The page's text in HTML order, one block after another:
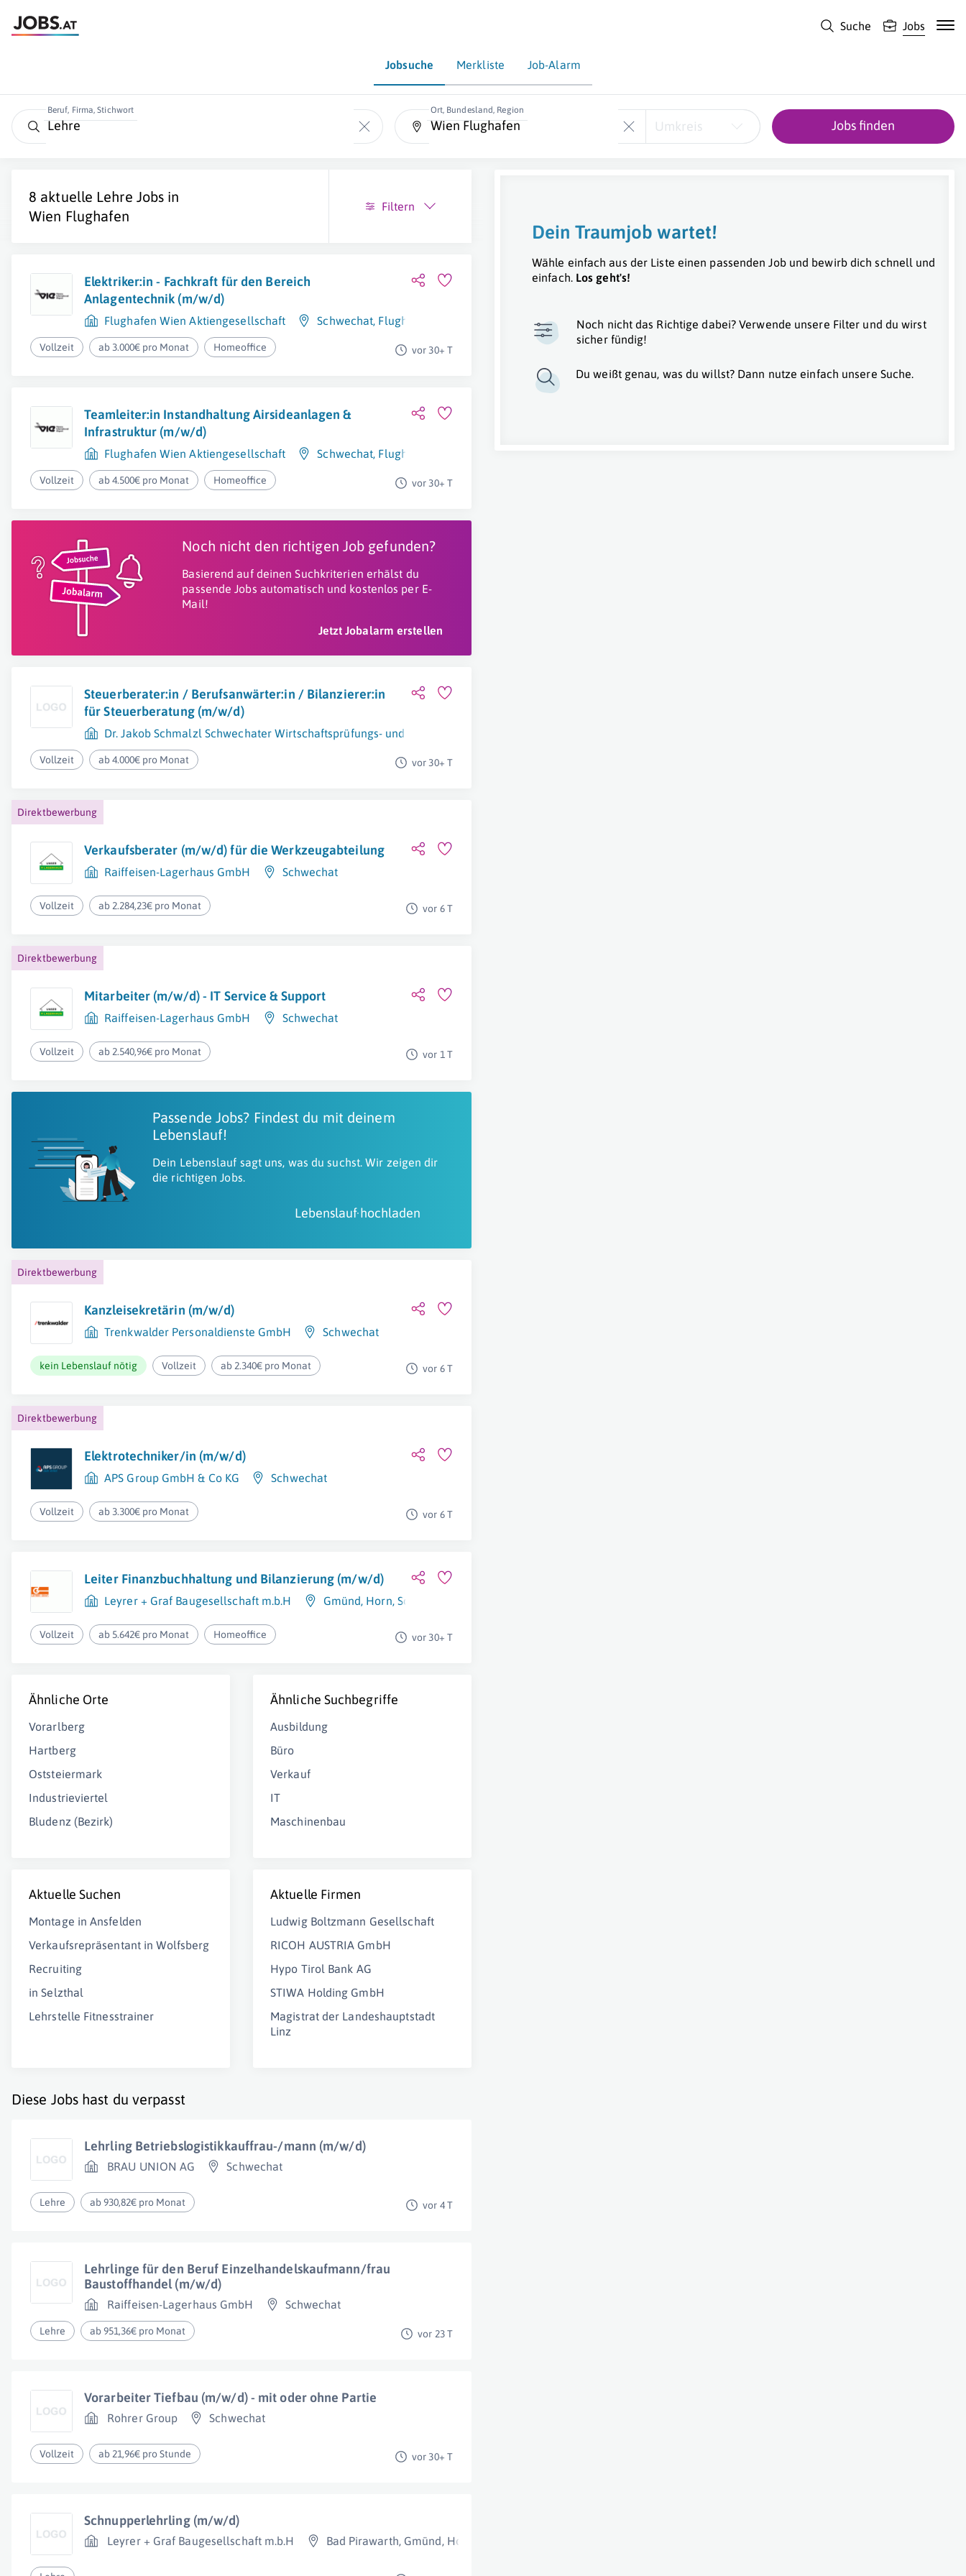
Suche Jobs
Jobsuche Merkliste Job-Alarm
Beruf, Firma, Stichwort Ort, Bundesland, Region
Umkreis Jobs finden
8 aktuelle Lehre Jobs in
Wien Flughafen
Filtern
Elektriker:in - Fachkraft für den Bereich
Anlagentechnik (m/w/d)
Flughafen Wien Aktiengesellschaft Schwechat, Flughafen Wien
Vollzeit ab 3.000€ pro Monat Homeoffice vor 30+ T
Teamleiter:in Instandhaltung Airsideanlagen &
Infrastruktur (m/w/d)
Flughafen Wien Aktiengesellschaft Schwechat, Flughafen Wien
Vollzeit ab 4.500€ pro Monat Homeoffice vor 30+ T
Noch nicht den richtigen Job gefunden?
Basierend auf deinen Suchkriterien erhälst du
passende Jobs automatisch und kostenlos per E-
Mail!
Jetzt Jobalarm erstellen
Steuerberater:in / Berufsanwärter:in / Bilanzierer:in
für Steuerberatung (m/w/d)
Dr. Jakob Schmalzl Schwechater Wirtschaftsprüfungs- und Steuerberatungsges.m.b.H.
Vollzeit ab 4.000€ pro Monat vor 30+ T
Direktbewerbung
Verkaufsberater (m/w/d) für die Werkzeugabteilung
Raiffeisen-Lagerhaus GmbH Schwechat
Vollzeit ab 2.284,23€ pro Monat vor 6 T
Direktbewerbung
Mitarbeiter (m/w/d) - IT Service & Support
Raiffeisen-Lagerhaus GmbH Schwechat
Vollzeit ab 2.540,96€ pro Monat vor 1 T
Passende Jobs? Findest du mit deinem
Lebenslauf!
Dein Lebenslauf sagt uns, was du suchst. Wir zeigen dir
die richtigen Jobs.
Lebenslauf hochladen
Direktbewerbung
Kanzleisekretärin (m/w/d)
Trenkwalder Personaldienste GmbH Schwechat
kein Lebenslauf nötig Vollzeit ab 2.340€ pro Monat vor 6 T
Direktbewerbung
Elektrotechniker/in (m/w/d)
APS Group GmbH & Co KG Schwechat
Vollzeit ab 3.300€ pro Monat vor 6 T
Leiter Finanzbuchhaltung und Bilanzierung (m/w/d)
Leyrer + Graf Baugesellschaft m.b.H Gmünd, Horn, Schwechat
Vollzeit ab 5.642€ pro Monat Homeoffice vor 30+ T
Ähnliche Orte
Vorarlberg
Hartberg
Oststeiermark
Industrieviertel
Bludenz (Bezirk)
Ähnliche Suchbegriffe
Ausbildung
Büro
Verkauf
IT
Maschinenbau
Aktuelle Suchen
Montage in Ansfelden
Verkaufsrepräsentant in Wolfsberg
Recruiting
in Selzthal
Lehrstelle Fitnesstrainer
Aktuelle Firmen
Ludwig Boltzmann Gesellschaft
RICOH AUSTRIA GmbH
Hypo Tirol Bank AG
STIWA Holding GmbH
Magistrat der Landeshauptstadt
Linz
Diese Jobs hast du verpasst
Lehrling Betriebslogistikkauffrau-/mann (m/w/d)
BRAU UNION AG Schwechat
Lehre ab 930,82€ pro Monat vor 4 T
Lehrlinge für den Beruf Einzelhandelskaufmann/frau
Baustoffhandel (m/w/d)
Raiffeisen-Lagerhaus GmbH Schwechat
Lehre ab 951,36€ pro Monat vor 23 T
Vorarbeiter Tiefbau (m/w/d) - mit oder ohne Partie
Rohrer Group Schwechat
Vollzeit ab 21,96€ pro Stunde vor 30+ T
Schnupperlehrling (m/w/d)
Leyrer + Graf Baugesellschaft m.b.H Bad Pirawarth, Gmünd, Horn
Dein Traumjob wartet!
Wähle einfach aus der Liste einen passenden Job und bewirb dich schnell und
einfach. Los geht's!
Noch nicht das Richtige dabei? Verwende unsere Filter und du wirst
sicher fündig!
Du weißt genau, was du willst? Dann nutze einfach unsere Suche.